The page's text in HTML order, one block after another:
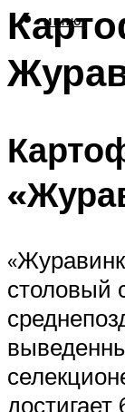
МЕНЮ
столовый
достигает